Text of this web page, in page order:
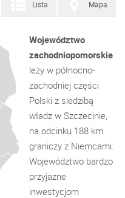
Mapa
Lista
Województwo
zachodniopomorskie
leży w północno-
zachodniej części
Polski z siedzibą
władz w Szczecinie,
na odcinku 188 km
graniczy z Niemcami.
Województwo bardzo
przyjazne
inwestycjom